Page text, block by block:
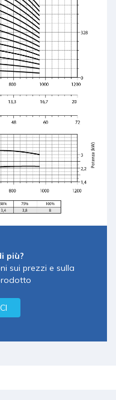
più?
sui prezzi e sulla